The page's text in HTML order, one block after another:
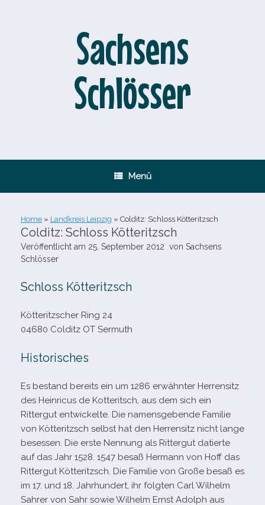
Sachsens
Schlösser
Menü
Home » Landkreis Leipzig » Colditz: Schloss Kötteritzsch
Colditz: Schloss Kötteritzsch
Veröffentlicht am 25. September 2012 von Sachsens
Schlösser
Schloss Kötteritzsch
Kötteritzscher Ring 24
04680 Colditz OT Sermuth
Historisches
Es bestand bereits ein um 1286 erwähn­ter Herrensitz
des Heinricus de Kotteritsch, aus dem sich ein
Rittergut ent­wi­ckelte. Die namens­ge­bende Familie
von Kötteritzsch selbst hat den Herrensitz nicht lange
beses­sen. Die erste Nennung als Rittergut datierte
auf das Jahr 1528. 1547 besaß Hermann von Hoff das
Rittergut Kötteritzsch. Die Familie von Große besaß es
im 17. und 18. Jahrhundert, ihr folg­ten Carl Wilhelm
Sahrer von Sahr sowie Wilhelm Ernst Adolph aus